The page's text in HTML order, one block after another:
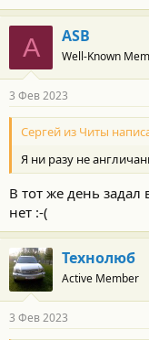
A ASB
Well-Known
3 Фев 2023
Сергей из Читы
Я ни разу не
В тот же день задал
нет :-(
Технолюб
Active Member
3 Фев 2023